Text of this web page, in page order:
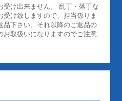
け出来ません。 乱丁・落丁な
け致しますので、担当係りま
品下さい。それ以降のご返品の
取扱いになりますのでご注意